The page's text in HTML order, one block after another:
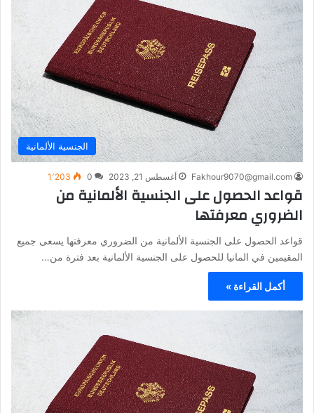
الجنسية الألمانية
Fakhour9070@gmail.com أغسطس 21, 2023 0 1٬203
قواعد الحصول على الجنسية الألمانية من
الضروري معرفتها
قواعد الحصول على الجنسية الألمانية من الضروري معرفتها يسعى جميع
المقيمين في المانيا للحصول على الجنسية الألمانية بعد فترة من…
أكمل القراءة »